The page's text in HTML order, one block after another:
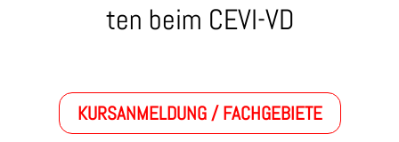
ten beim CEVI-VD
KURSANMELDUNG / FACHGEBIETE